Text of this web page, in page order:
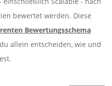
bewertet werden. Diese
Bewertungsschema
allein entscheiden, wie und